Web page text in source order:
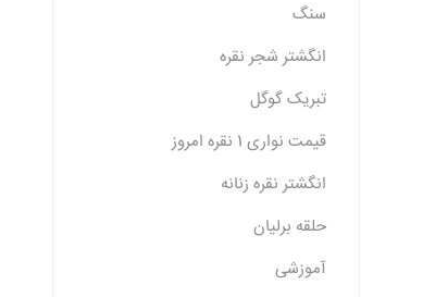
سنگ
انگشتر شجر نقره
تبریک گوگل
قیمت نواری 1 نقره امروز
انگشتر نقره زنانه
حلقه برلیان
آموزشی